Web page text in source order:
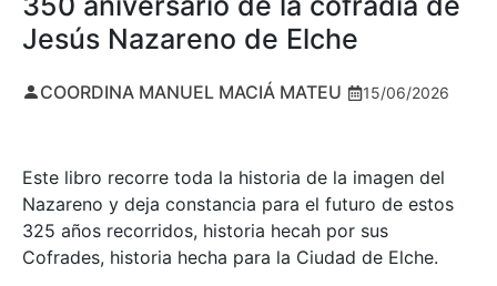
Jesús Nazareno de Elche
COORDINA MANUEL MACIÁ MATEU 15/06/2026
Este libro recorre toda la historia de la imagen del
Nazareno y deja constancia para el futuro de estos
325 años recorridos, historia hecah por sus
Cofrades, historia hecha para la Ciudad de Elche.